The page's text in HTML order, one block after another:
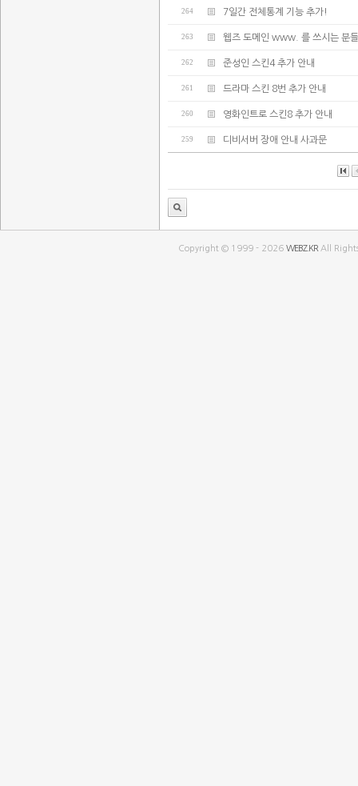
264 7일간 전체통계 기능 추가!
263 웹즈 도메인 www. 를 쓰시는 분
262 준성인 스킨4 추가 안내
261 드라마 스킨 8번 추가 안내
260 영화인트로 스킨8 추가 안내
259 디비서버 장애 안내 사과문
Copyright © 1999 - 2026WEBZ.KR All